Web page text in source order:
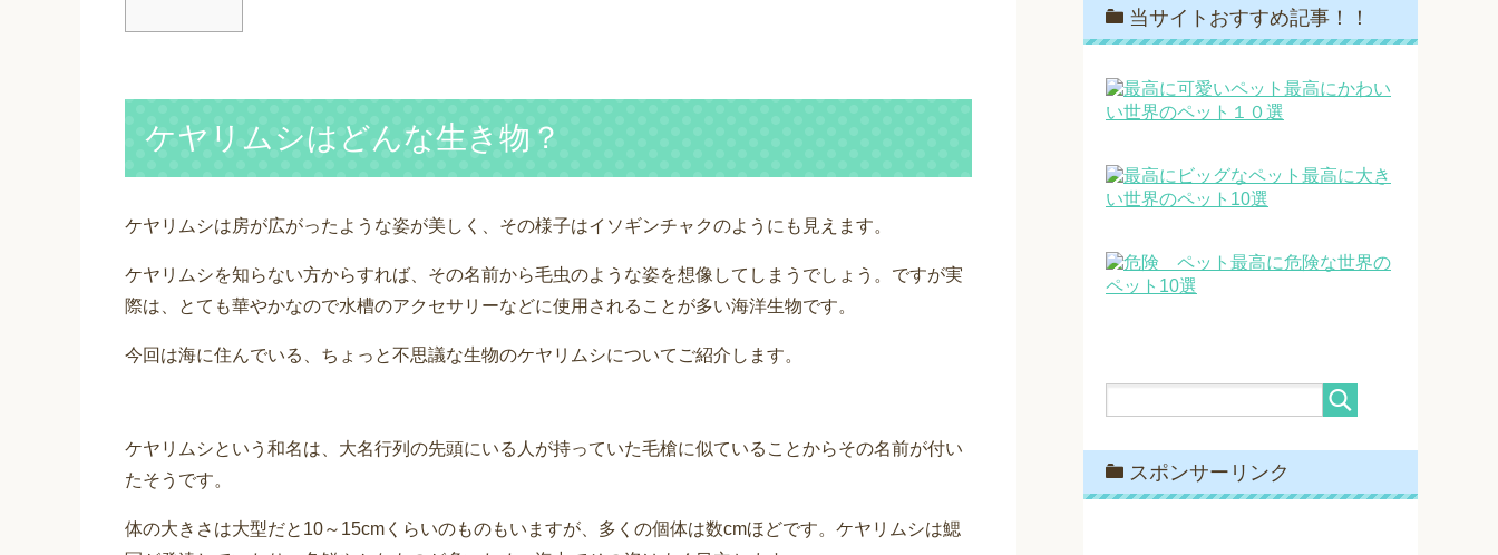
ケヤリムシはどんな生き物？
ケヤリムシは房が広がったような姿が美しく、その様子はイソギンチャクのようにも見えます。
ケヤリムシを知らない方からすれば、その名前から毛虫のような姿を想像してしまうでしょう。ですが実
際は、とても華やかなので水槽のアクセサリーなどに使用されることが多い海洋生物です。
今回は海に住んでいる、ちょっと不思議な生物のケヤリムシについてご紹介します。
ケヤリムシという和名は、大名行列の先頭にいる人が持っていた毛槍に似ていることからその名前が付い
たそうです。
体の大きさは大型だと10～15cmくらいのものもいますが、多くの個体は数cmほどです。ケヤリムシは鰓
当サイトおすすめ記事！！
最高にかわい
い世界のペット１０選
最高に大き
い世界のペット10選
最高に危険な世界の
ペット10選
スポンサーリンク